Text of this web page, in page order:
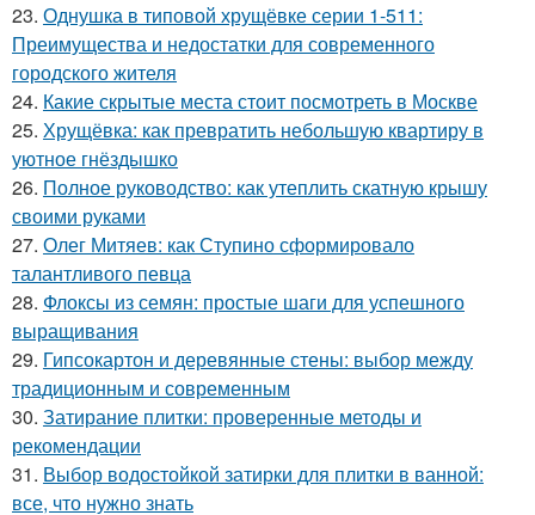
23. Однушка в типовой хрущёвке серии 1-511:
Преимущества и недостатки для современного
городского жителя
24. Какие скрытые места стоит посмотреть в Москве
25. Хрущёвка: как превратить небольшую квартиру в
уютное гнёздышко
26. Полное руководство: как утеплить скатную крышу
своими руками
27. Олег Митяев: как Ступино сформировало
талантливого певца
28. Флоксы из семян: простые шаги для успешного
выращивания
29. Гипсокартон и деревянные стены: выбор между
традиционным и современным
30. Затирание плитки: проверенные методы и
рекомендации
31. Выбор водостойкой затирки для плитки в ванной:
все, что нужно знать